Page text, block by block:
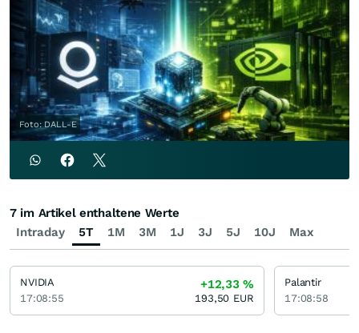
Foto: DALL-E
Intraday 5T 1M 3M 1J 3J 5J 10J Max
7 im Artikel enthaltene Werte
NVIDIA
17:08:55
+12,33%
193,50 EUR
Palantir
17:08:58